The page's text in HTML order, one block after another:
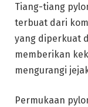
Tiang-tiang
terbuat dari
yang diperkuat
memberikan
mengurangi
Permukaan